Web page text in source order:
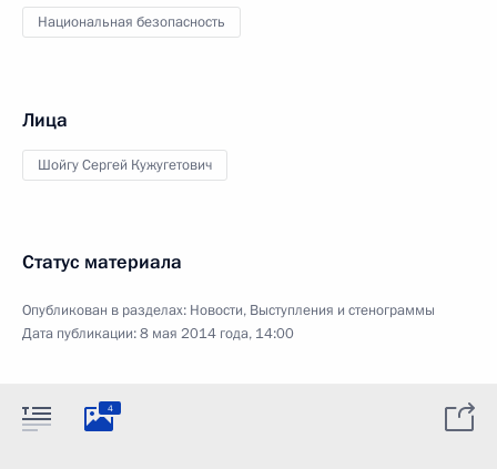
Национальная безопасность
Лица
Шойгу Сергей Кужугетович
Статус материала
Опубликован в разделах: Новости, Выступления и стенограммы
Дата публикации:8 мая 2014 года, 14:00
4